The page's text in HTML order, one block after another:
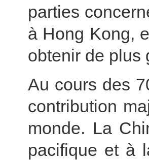
parties
à Hong Kong,
obtenir de plus
Au cours des
contribution
monde. La
pacifique et à